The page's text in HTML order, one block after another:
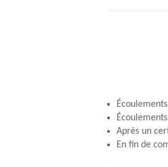
Après un
En fin de